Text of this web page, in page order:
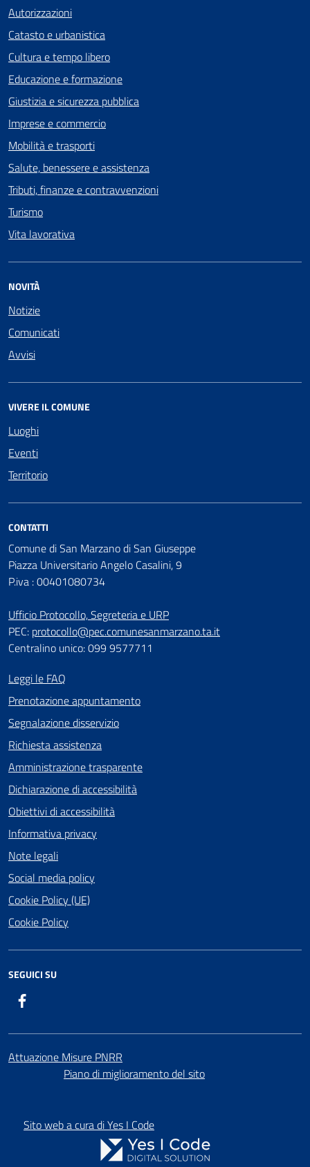
Autorizzazioni
Catasto e urbanistica
Cultura e tempo libero
Educazione e formazione
Giustizia e sicurezza pubblica
Imprese e commercio
Mobilità e trasporti
Salute, benessere e assistenza
Tributi, finanze e contravvenzioni
Turismo
Vita lavorativa
NOVITÀ
Notizie
Comunicati
Avvisi
VIVERE IL COMUNE
Luoghi
Eventi
Territorio
CONTATTI
Comune di San Marzano di San Giuseppe
Piazza Universitario Angelo Casalini, 9
P.iva : 00401080734
Ufficio Protocollo, Segreteria e URP
PEC: protocollo@pec.comunesanmarzano.ta.it
Centralino unico: 099 9577711
Leggi le FAQ
Prenotazione appuntamento
Segnalazione disservizio
Richiesta assistenza
Amministrazione trasparente
Dichiarazione di accessibilità
Obiettivi di accessibilità
Informativa privacy
Note legali
Social media policy
Cookie Policy (UE)
Cookie Policy
SEGUICI SU
Attuazione Misure PNRR
Piano di miglioramento del sito
Sito web a cura di Yes I Code